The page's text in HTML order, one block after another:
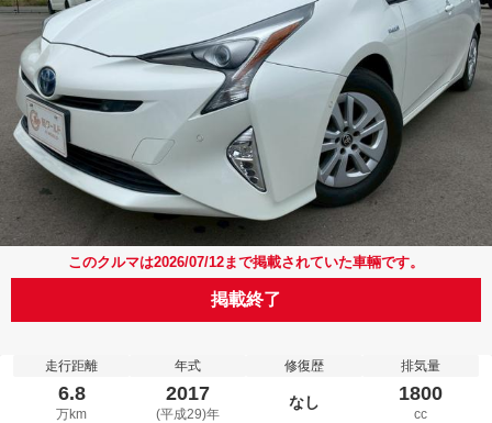
このクルマは2026/07/12まで掲載されていた車輛です。
掲載終了
走行距離
6.8
万km
年式
2017
(平成29)年
修復歴
なし
排気量
1800
cc